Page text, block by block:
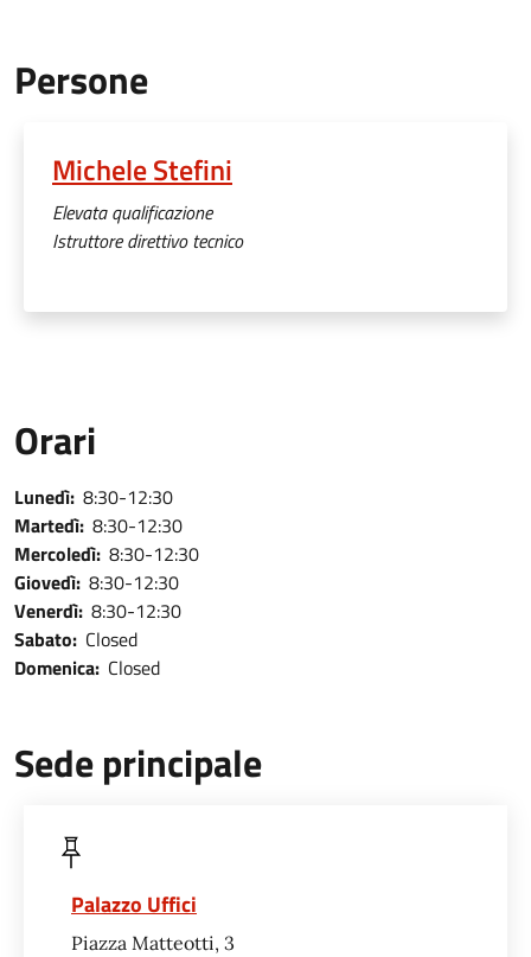
Persone
Michele Stefini
Elevata qualificazione
Istruttore direttivo tecnico
Orari
Lunedì: 8:30-12:30
Martedì: 8:30-12:30
Mercoledì: 8:30-12:30
Giovedì: 8:30-12:30
Venerdì: 8:30-12:30
Sabato: Closed
Domenica: Closed
Sede principale
Palazzo Uffici
Piazza Matteotti, 3